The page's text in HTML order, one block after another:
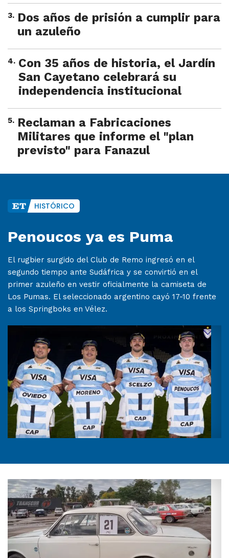
3. Dos años de prisión a cumplir para
un azuleño
4. Con 35 años de historia, el Jardín
San Cayetano celebrará su
independencia institucional
5. Reclaman a Fabricaciones
Militares que informe el "plan
previsto" para Fanazul
HISTÓRICO
Penoucos ya es Puma
El rugbier surgido del Club de Remo ingresó en el
segundo tiempo ante Sudáfrica y se convirtió en el
primer azuleño en vestir oficialmente la camiseta de
Los Pumas. El seleccionado argentino cayó 17-10 frente
a los Springboks en Vélez.